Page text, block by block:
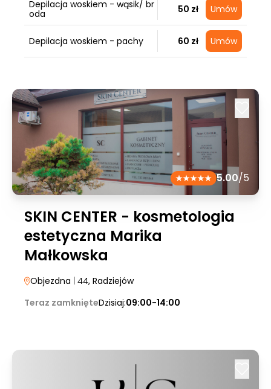
Depilacja woskiem - wąsik/ br
oda
50 zł Umów
Depilacja woskiem - pachy 60 zł Umów
5.00/5
SKIN CENTER - kosmetologia
estetyczna Marika
Małkowska
Objezdna | 44, Radziejów
Teraz zamknięteDzisiaj:09:00-14:00